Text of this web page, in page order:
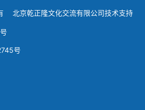
北京乾正隆文化交流有限公司技术支持
号